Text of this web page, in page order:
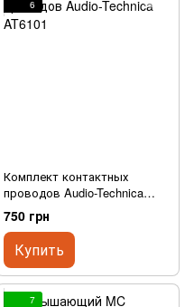
6
Комплект контактных
проводов Audio-Technica
AT6101
750 грн
Купить
7